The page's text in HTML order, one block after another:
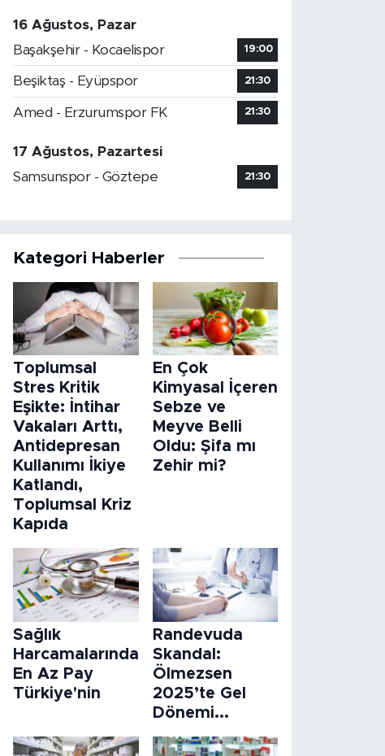
16 Ağustos, Pazar
Başakşehir - Kocaelispor
19:00
Beşiktaş - Eyüpspor 21:30
Amed - Erzurumspor FK 21:30
17 Ağustos, Pazartesi
Samsunspor - Göztepe
21:30
Kategori Haberler
Toplumsal
Stres Kritik
Eşikte: İntihar
Vakaları Arttı,
Antidepresan
Kullanımı İkiye
Katlandı,
Toplumsal Kriz
Kapıda
En Çok
Kimyasal İçeren
Sebze ve
Meyve Belli
Oldu: Şifa mı
Zehir mi?
Sağlık
Harcamalarında
En Az Pay
Türkiye'nin
Randevuda
Skandal:
Ölmezsen
2025’te Gel
Dönemi...